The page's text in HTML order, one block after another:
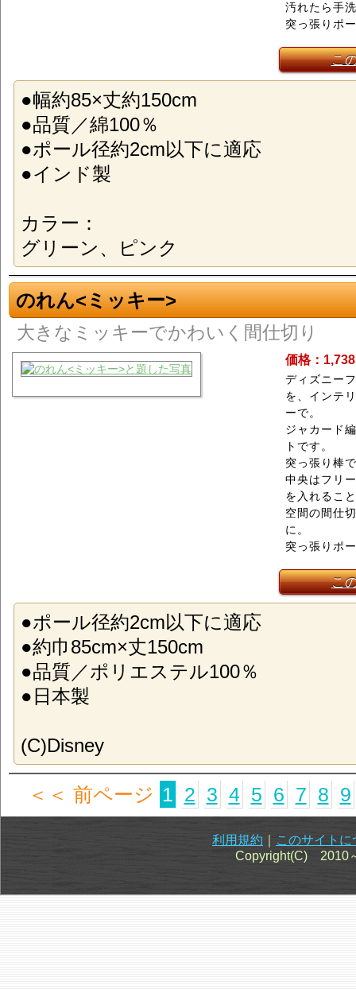
汚れたら手
突っ張りポ
こ
●幅約85×丈約150cm
●品質／綿100％
●ポール径約2cm以下に適応
●インド製
カラー：
グリーン、ピンク
のれん<ミッキー>
大きなミッキーでかわいく間仕切り
価格：
ディズニー
を、インテ
ーで。
ジャカード
トです。
突っ張り棒
中央はフリ
を入れるこ
空間の間仕
に。
突っ張りポ
こ
●ポール径約2cm以下に適応
●約巾85cm×丈150cm
●品質／ポリエステル100％
●日本製
(C)Disney
＜＜ 前ページ 1 2 3 4 5 6 7 8 9
利用規約
このサイトに
Copyright(C) 2010